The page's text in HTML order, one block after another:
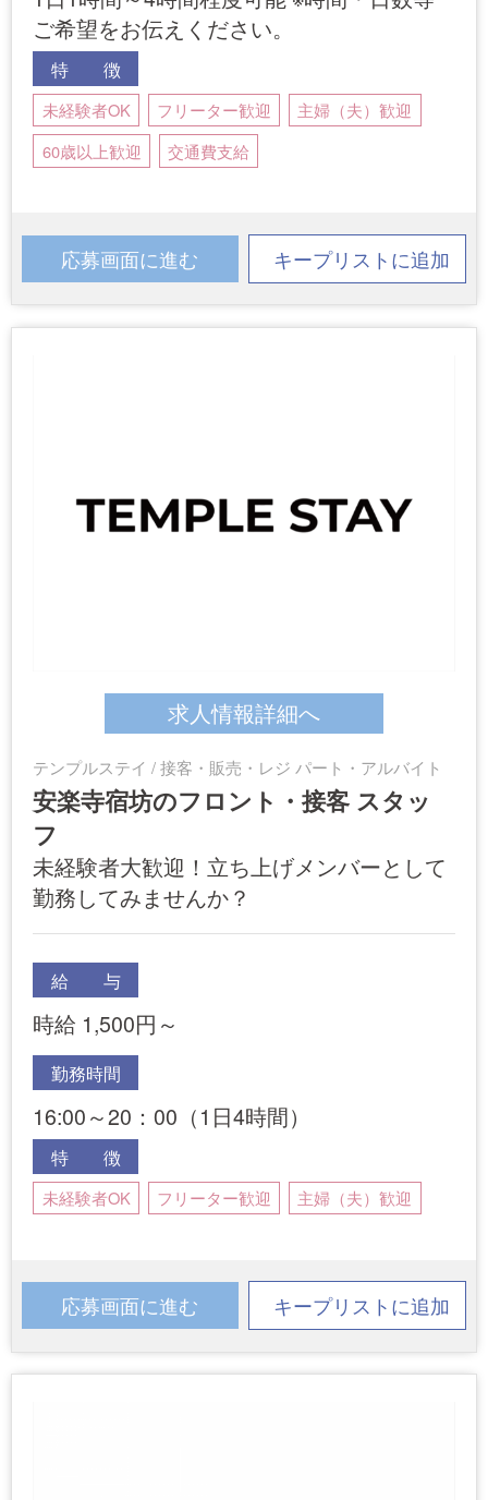
ご希望をお伝えください。
特 徴
未経験者OK フリーター歓迎
主婦（夫）歓迎
60歳以上歓迎
交通費支給
応募画面に進む キープリストに追加
求人情報詳細へ
テンプルステイ / 接客・販売・レジ パート・アルバイト
安楽寺宿坊のフロント・接客 スタッ
フ
未経験者大歓迎！立ち上げメンバーとして
勤務してみませんか？
給 与
時給 1,500円～
勤務時間
16:00～20：00（1日4時間）
特 徴
未経験者OK フリーター歓迎 主婦（夫）歓迎
応募画面に進む キープリストに追加